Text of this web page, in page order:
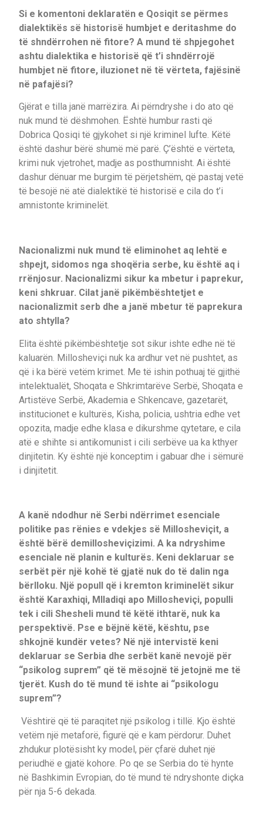
Si e komentoni deklaratën e Qosiqit se përmes
dialektikës së historisë humbjet e deritashme do
të shndërrohen në fitore? A mund të shpjegohet
ashtu dialektika e historisë që t’i shndërrojë
humbjet në fitore, iluzionet në të vërteta, fajësinë
në pafajësi?
Gjërat e tilla janë marrëzira. Ai përndryshe i do ato që
nuk mund të dëshmohen. Është humbur rasti që
Dobrica Qosiqi të gjykohet si një kriminel lufte. Këtë
është dashur bërë shumë më parë. Ç’është e vërteta,
krimi nuk vjetrohet, madje as posthumnisht. Ai është
dashur dënuar me burgim të përjetshëm, që pastaj vetë
të besojë në atë dialektikë të historisë e cila do t’i
amnistonte kriminelët.
Nacionalizmi nuk mund të eliminohet aq lehtë e
shpejt, sidomos nga shoqëria serbe, ku është aq i
rrënjosur. Nacionalizmi sikur ka mbetur i paprekur,
keni shkruar. Cilat janë pikëmbështetjet e
nacionalizmit serb dhe a janë mbetur të paprekura
ato shtylla?
Elita është pikëmbështetje sot sikur ishte edhe në të
kaluarën. Millosheviçi nuk ka ardhur vet në pushtet, as
që i ka bërë vetëm krimet. Me të ishin pothuaj të gjithë
intelektualët, Shoqata e Shkrimtarëve Serbë, Shoqata e
Artistëve Serbë, Akademia e Shkencave, gazetarët,
institucionet e kulturës, Kisha, policia, ushtria edhe vet
opozita, madje edhe klasa e dikurshme qytetare, e cila
atë e shihte si antikomunist i cili serbëve ua ka kthyer
dinjitetin. Ky është një konceptim i gabuar dhe i sëmurë
i dinjitetit.
A kanë ndodhur në Serbi ndërrimet esenciale
politike pas rënies e vdekjes së Millosheviçit, a
është bërë demillosheviçizimi. A ka ndryshime
esenciale në planin e kulturës. Keni deklaruar se
serbët për një kohë të gjatë nuk do të dalin nga
bërlloku. Një popull që i kremton kriminelët sikur
është Karaxhiqi, Mlladiqi apo Millosheviçi, populli
tek i cili Shesheli mund të këtë ithtarë, nuk ka
perspektivë. Pse e bëjnë këtë, kështu, pse
shkojnë kundër vetes? Në një intervistë keni
deklaruar se Serbia dhe serbët kanë nevojë për
“psikolog suprem” që të mësojnë të jetojnë me të
tjerët. Kush do të mund të ishte ai “psikologu
suprem”?
Vështirë që të paraqitet një psikolog i tillë. Kjo është
vetëm një metaforë, figurë që e kam përdorur. Duhet
zhdukur plotësisht ky model, për çfarë duhet një
periudhë e gjatë kohore. Po qe se Serbia do të hynte
në Bashkimin Evropian, do të mund të ndryshonte diçka
për nja 5-6 dekada.